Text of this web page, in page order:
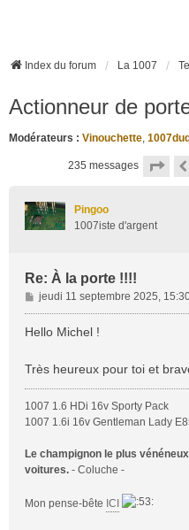
Index du forum La 1007
Actionneur de
Modérateurs : Vinouchette,
235 messages Page
Pingoo
1007iste d'argent
Re: À la porte !!!!
M
e
s
g
e
jeudi 11 septembre 2025,
Hello Michel !
Très heureux pour toi et
1007 1.6 HDi 16v Sporty Pack
1007 1.6i 16v Gentleman Lady
Le champignon le plus
voitures. - Coluche -
Mon pense-bête ICI